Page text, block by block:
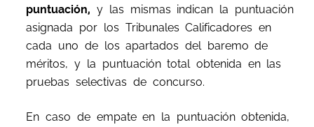
puntuación, y las mismas indican la puntuación
asignada por los Tribunales Calificadores en
cada uno de los apartados del baremo de
méritos, y la puntuación total obtenida en las
pruebas selectivas de concurso.
En caso de empate en la puntuación obtenida,